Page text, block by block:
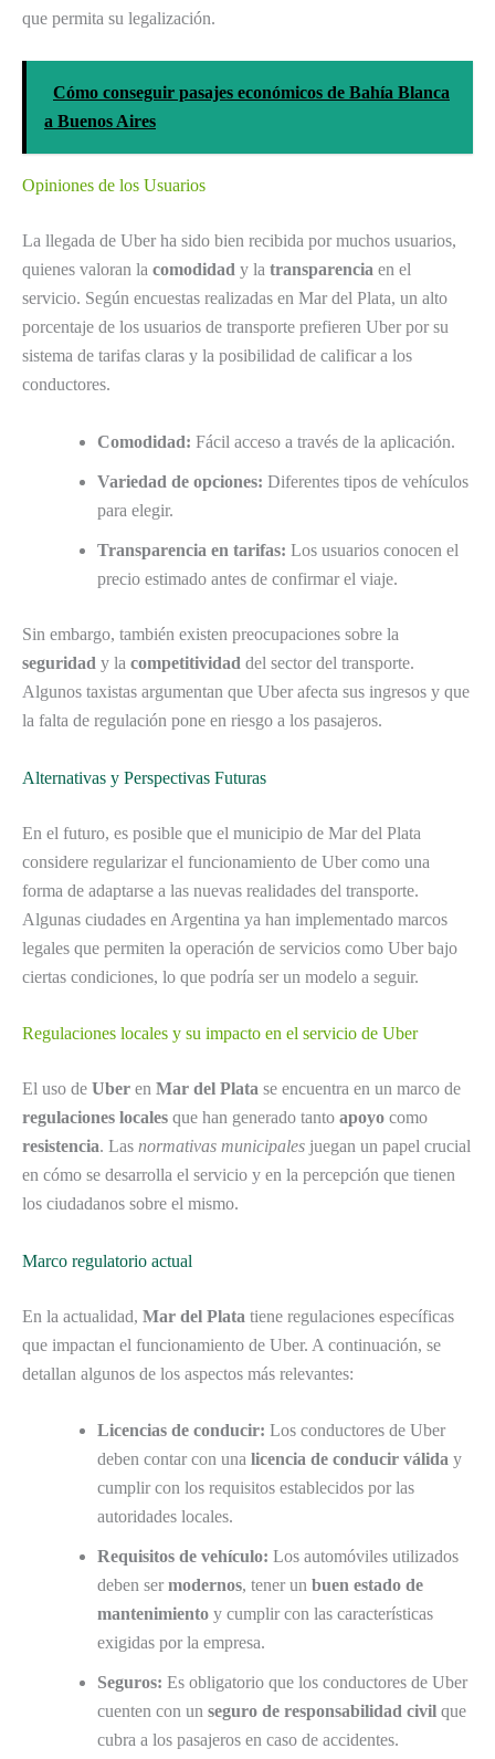
que permita su legalización.
Cómo conseguir pasajes económicos de Bahía Blanca
a Buenos Aires
Opiniones de los Usuarios
La llegada de Uber ha sido bien recibida por muchos usuarios,
quienes valoran la comodidad y la transparencia en el
servicio. Según encuestas realizadas en Mar del Plata, un alto
porcentaje de los usuarios de transporte prefieren Uber por su
sistema de tarifas claras y la posibilidad de calificar a los
conductores.
Comodidad: Fácil acceso a través de la aplicación.
Variedad de opciones: Diferentes tipos de vehículos
para elegir.
Transparencia en tarifas: Los usuarios conocen el
precio estimado antes de confirmar el viaje.
Sin embargo, también existen preocupaciones sobre la
seguridad y la competitividad del sector del transporte.
Algunos taxistas argumentan que Uber afecta sus ingresos y que
la falta de regulación pone en riesgo a los pasajeros.
Alternativas y Perspectivas Futuras
En el futuro, es posible que el municipio de Mar del Plata
considere regularizar el funcionamiento de Uber como una
forma de adaptarse a las nuevas realidades del transporte.
Algunas ciudades en Argentina ya han implementado marcos
legales que permiten la operación de servicios como Uber bajo
ciertas condiciones, lo que podría ser un modelo a seguir.
Regulaciones locales y su impacto en el servicio de Uber
El uso de Uber en Mar del Plata se encuentra en un marco de
regulaciones locales que han generado tanto apoyo como
resistencia. Las normativas municipales juegan un papel crucial
en cómo se desarrolla el servicio y en la percepción que tienen
los ciudadanos sobre el mismo.
Marco regulatorio actual
En la actualidad, Mar del Plata tiene regulaciones específicas
que impactan el funcionamiento de Uber. A continuación, se
detallan algunos de los aspectos más relevantes:
Licencias de conducir: Los conductores de Uber
deben contar con una licencia de conducir válida y
cumplir con los requisitos establecidos por las
autoridades locales.
Requisitos de vehículo: Los automóviles utilizados
deben ser modernos, tener un buen estado de
mantenimiento y cumplir con las características
exigidas por la empresa.
Seguros: Es obligatorio que los conductores de Uber
cuenten con un seguro de responsabilidad civil que
cubra a los pasajeros en caso de accidentes.